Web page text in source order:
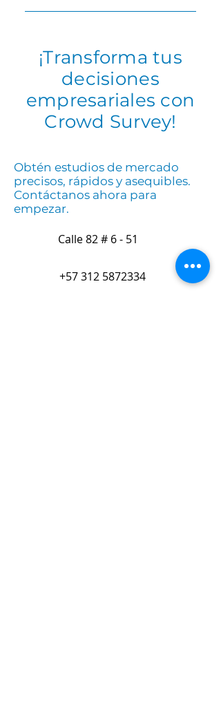
Utilizamos una base de datos
segmentada de manera
representativa para garantizar la
calidad de los resultados.
Nuestro alcance cubre todo el
territorio nacional, asegurando
que las respuestas reflejen la
colombianos.
¡Transforma tus
decisiones
empresariales con
Crowd Survey!
Obtén estudios de mercado
precisos, rápidos y asequibles.
Contáctanos ahora para
empezar.
Calle 82 # 6 - 51
+57 312 5872334